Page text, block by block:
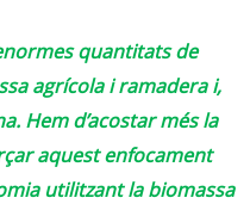
quantitats de
agrícola i ramadera i,
Hem d’acostar més la
aquest enfocament
utilitzant la biomassa